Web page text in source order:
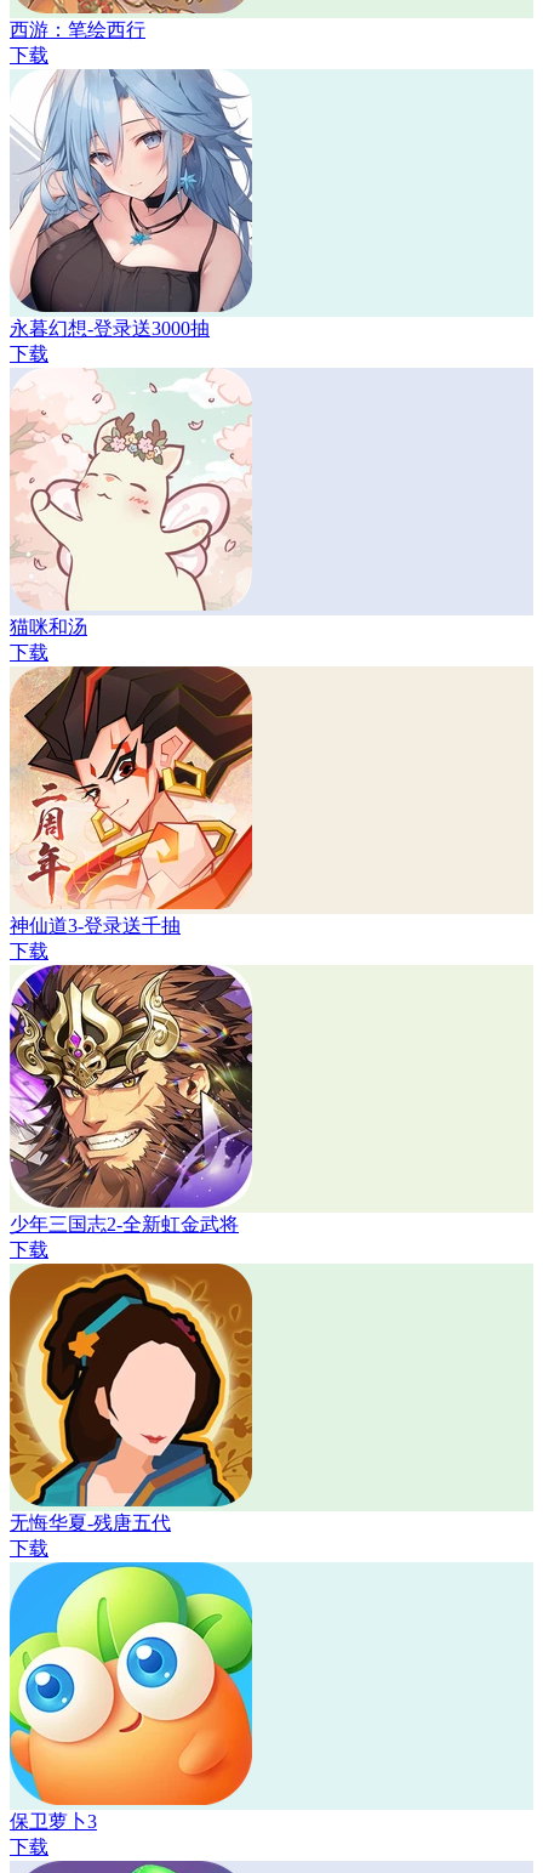
西游：笔绘西行
下载
永暮幻想-登录送3000抽
下载
猫咪和汤
下载
神仙道3-登录送千抽
下载
少年三国志2-全新虹金武将
下载
无悔华夏-残唐五代
下载
保卫萝卜3
下载